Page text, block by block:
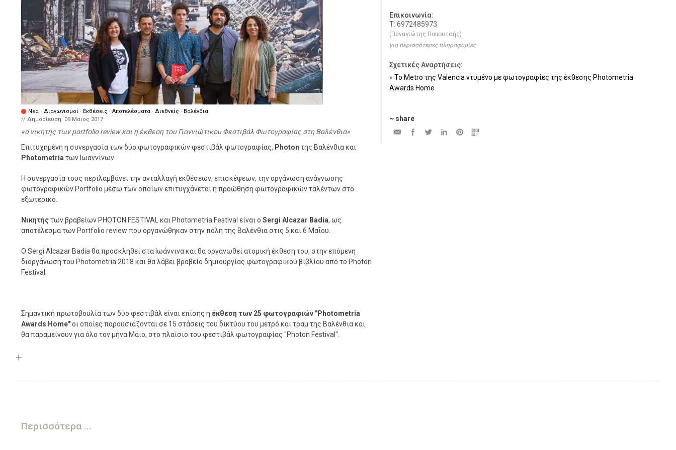
Νέα · Διαγωνισμοί · Εκθέσεις · Αποτελέσματα · Διεθνείς · Βαλένθια
// Δημοσίευση: 09 Μάιος 2017
ο νικητής των portfolio review και η έκθεση του Γιαννιώτικου Φεστιβάλ Φωτογραφίας στη Βαλένθια
Επιτυχημένη η συνεργασία των δύο φωτογραφικών φεστιβάλ φωτογραφίας, Photon της Βαλένθια και
Photometria των Ιωαννίνων.
Η συνεργασία τους περιλαμβάνει την ανταλλαγή εκθέσεων, επισκέψεων, την οργάνωση ανάγνωσης
φωτογραφικών Portfolio μέσω των οποίων επιτυγχάνεται η προώθηση φωτογραφικών ταλέντων στο
εξωτερικό.
Νικητήςτων βραβείων PHOTON FESTIVAL και Photometria Festival είναι ο Sergi Alcazar Badia, ως
αποτέλεσμα των Portfolio review που οργανώθηκαν στην πόλη της Βαλένθια στις 5 και 6 Μαΐου.
Ο Sergi Alcazar Badia θα προσκληθεί στα Ιωάννινα και θα οργανωθεί ατομική έκθεση του, στην επόμενη
διοργάνωση του Photometria 2018 και θα λάβει βραβείο δημιουργίας φωτογραφικού βιβλίου από το Photon
Festival.
Σημαντική πρωτοβουλία των δύο φεστιβάλ είναι επίσης η έκθεση των 25 φωτογραφιών "Photometria
Awards Ηome"οι οποίες παρουσιάζονται σε 15 στάσεις του δικτύου του μετρό και τραμ της Βαλένθια και
θα παραμείνουν για όλο τον μήνα Μάιο, στο πλαίσιο του φεστιβάλ φωτογραφίας "Photon Festival".
Επικοινωνία:
Τ: 6972485973
(Παναγιώτης Παπουτσής)
για περισσότερες πληροφορίες
Σχετικές Αναρτήσεις:
Το Metro της Valencia ντυμένο με φωτογραφίες της έκθεσης Photometria
Awards Ηome
~ share
Περισσότερα ...